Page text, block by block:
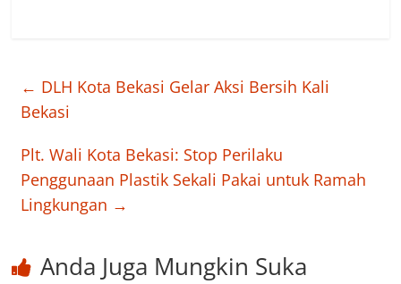
← DLH Kota Bekasi Gelar Aksi Bersih Kali
Bekasi
Plt. Wali Kota Bekasi: Stop Perilaku
Penggunaan Plastik Sekali Pakai untuk Ramah
Lingkungan →
Anda Juga Mungkin Suka